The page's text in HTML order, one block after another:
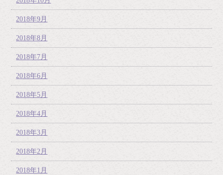
2018年9月
2018年8月
2018年7月
2018年6月
2018年5月
2018年4月
2018年3月
2018年2月
2018年1月